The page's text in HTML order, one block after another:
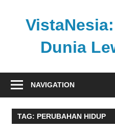
Dunia
nasional
global
dalam
NAVIGATION
TAG: PERUBAHAN HIDUP